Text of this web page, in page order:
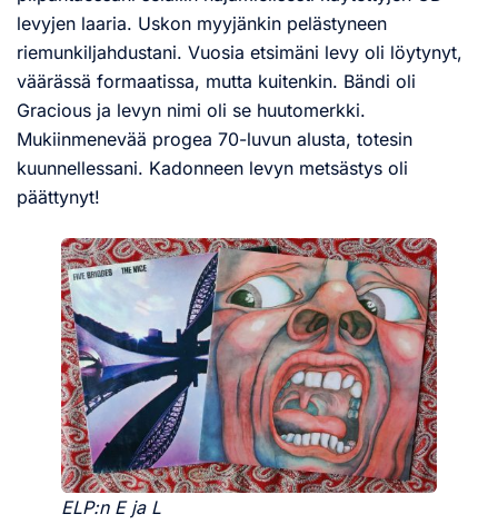
levyjen laaria. Uskon myyjänkin pelästyneen
riemunkiljahdustani. Vuosia etsimäni levy oli löytynyt,
väärässä formaatissa, mutta kuitenkin. Bändi oli
Gracious ja levyn nimi oli se huutomerkki.
Mukiinmenevää progea 70-luvun alusta, totesin
kuunnellessani. Kadonneen levyn metsästys oli
päättynyt!
ELP:n E ja L